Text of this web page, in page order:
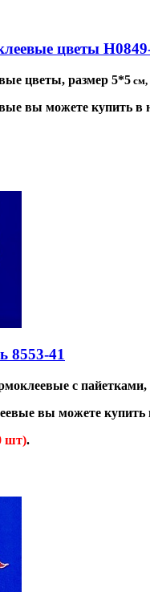
цветы
цветы, размер 5*5 см,
вы можете купить
8553-41
с пайетками,
вы можете
шт).